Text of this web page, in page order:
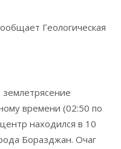
Геологическая
времени (02:50 по
находился в 10
Боразджан. Очаг